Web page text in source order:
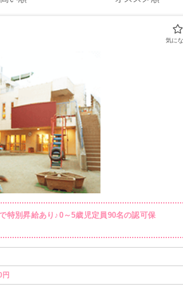
別昇給あり♪0～5歳児定員90名の認可保